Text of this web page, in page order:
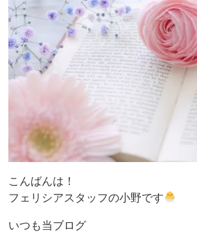
こんばんは！
フェリシアスタッフの小野です
いつも当ブログ